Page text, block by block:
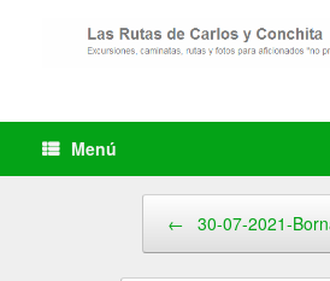
Menú
← 30-07-2021-